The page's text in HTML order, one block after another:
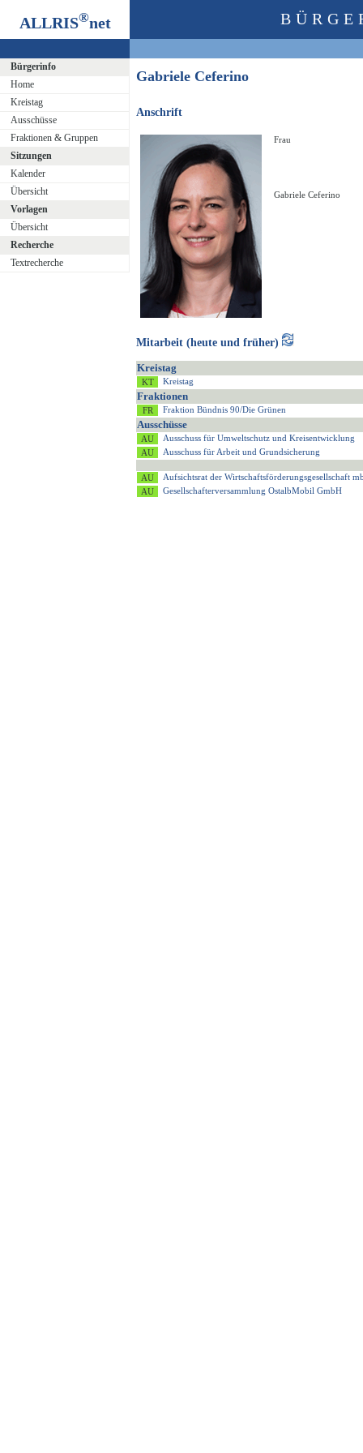
ALLRIS®net
Bürgerinfo
Home
Kreistag
Ausschüsse
Fraktionen & Gruppen
Sitzungen
Kalender
Übersicht
Vorlagen
Übersicht
Recherche
Textrecherche
Gabriele Ceferino
Anschrift
Frau
Gabriele Ceferino
Mitarbeit (heute und früher)
Kreistag
Kreistag
Fraktionen
Fraktion Bündnis 90/Die Grünen
Ausschüsse
Ausschuss für Umweltschutz und Kreisentwicklung
Ausschuss für Arbeit und Grundsicherung
Aufsichtsrat der Wirtschaftsförderungsgesellschaft
Gesellschafterversammlung OstalbMobil GmbH